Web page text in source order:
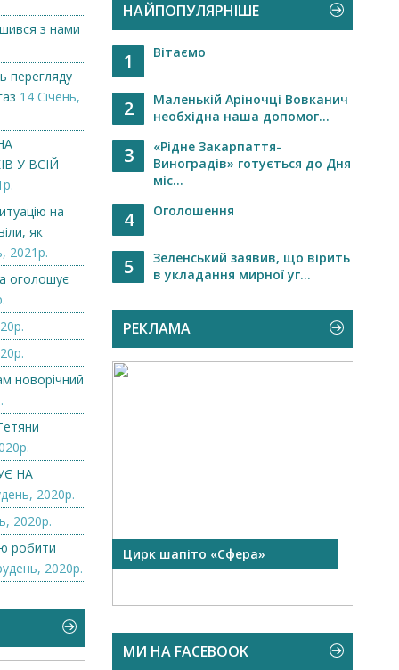
з нами
перегляду
14 Січень,
У ВСІЙ
на
як
2021р.
оголошує
новорічний
НА
2020р.
2020р.
робити
2020р.
НАЙПОПУЛЯРНІШЕ
1 Вітаємо
2
Маленькій Аріночці Вовканич
необхідна наша допомог...
3
«Рідне Закарпаття-
Виноградів» готується до Дня
міс...
4 Оголошення
5
Зеленський заявив, що вірить
в укладання мирної уг...
РЕКЛАМА
чорної
Цирк шапіто «Сфера»
МИ НА FACEBOOK